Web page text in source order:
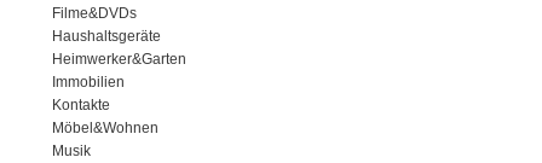
Filme&DVDs
Haushaltsgeräte
Heimwerker&Garten
Immobilien
Kontakte
Möbel&Wohnen
Musik